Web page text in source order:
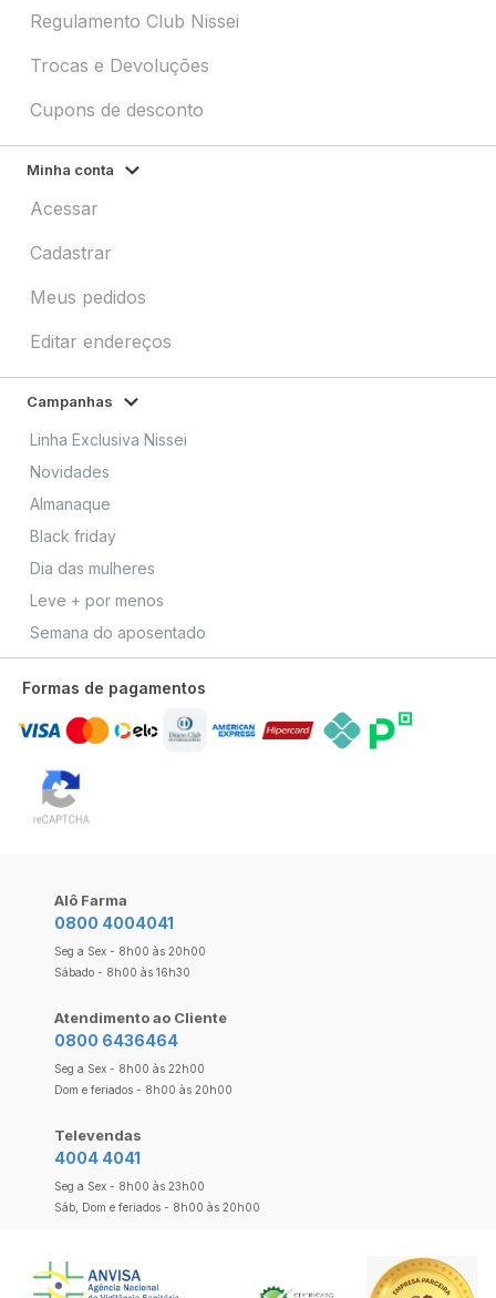
Regulamento Club Nissei
Trocas e Devoluções
Cupons de desconto
Minha conta
Acessar
Cadastrar
Meus pedidos
Editar endereços
Campanhas
Linha Exclusiva Nissei
Novidades
Almanaque
Black friday
Dia das mulheres
Leve + por menos
Semana do aposentado
Formas de pagamentos
Alô Farma
0800 4004041
Seg a Sex - 8h00 às 20h00
Sábado - 8h00 às 16h30
Atendimento ao Cliente
0800 6436464
Seg a Sex - 8h00 às 22h00
Dom e feriados - 8h00 às 20h00
Televendas
4004 4041
Seg a Sex - 8h00 às 23h00
Sáb, Dom e feriados - 8h00 às 20h00